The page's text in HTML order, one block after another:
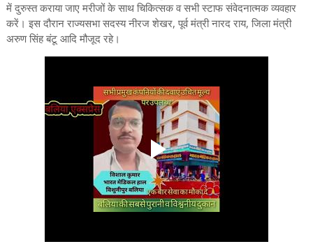
में दुरुस्त कराया जाए मरीजों के साथ चिकित्सक व सभी स्टाफ संवेदनात्मक व्यवहार
करें। इस दौरान राज्यसभा सदस्य नीरज शेखर, पूर्व मंत्री नारद राय, जिला मंत्री
अरुण सिंह बंटू आदि मौजूद रहे।